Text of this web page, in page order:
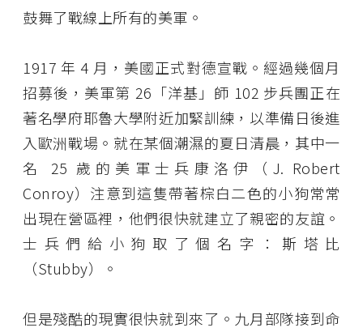
鼓舞了戰線上所有的美軍。
1917 年 4 月，美國正式對德宣戰。經過幾個月
招募後，美軍第 26「洋基」師 102 步兵團正在
著名學府耶魯大學附近加緊訓練，以準備日後進
入歐洲戰場。就在某個潮濕的夏日清晨，其中一
名 25 歲的美軍士兵康洛伊（J. Robert
Conroy）注意到這隻帶著棕白二色的小狗常常
出現在營區裡，他們很快就建立了親密的友誼。
士兵們給小狗取了個名字：斯塔比
（Stubby）。
但是殘酷的現實很快就到來了。九月部隊接到命